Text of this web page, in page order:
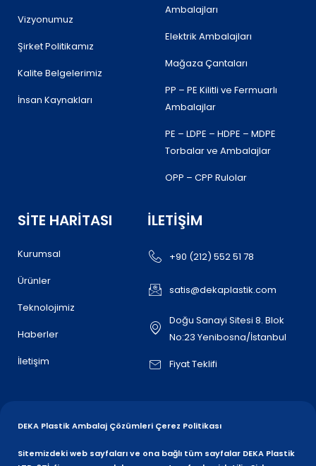
Vizyonumuz
Şirket Politikamız
Kalite Belgelerimiz
İnsan Kaynakları
Ambalajları
Elektrik Ambalajları
Mağaza Çantaları
PP – PE Kilitli ve Fermuarlı
Ambalajlar
PE – LDPE – HDPE – MDPE
Torbalar ve Ambalajlar
OPP – CPP Rulolar
SITE HARITASI
Kurumsal
Ürünler
Teknolojimiz
Haberler
İletişim
İLETIŞIM
+90 (212) 552 51 78
satis@dekaplastik.com
Doğu Sanayi Sitesi 8. Blok
No:23 Yenibosna/İstanbul
Fiyat Teklifi
DEKA Plastik Ambalaj Çözümleri Çerez Politikası
Sitemizdeki web sayfaları ve ona bağlı tüm sayfalar DEKA Plastik